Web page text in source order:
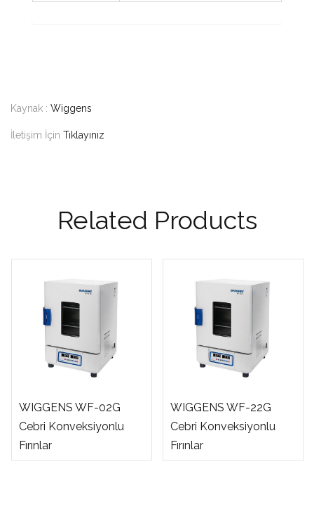
Kaynak : Wiggens
İletişim İçin Tıklayınız
Related Products
WIGGENS WF-02G
Cebri Konveksiyonlu
Fırınlar
WIGGENS WF-22G
Cebri Konveksiyonlu
Fırınlar